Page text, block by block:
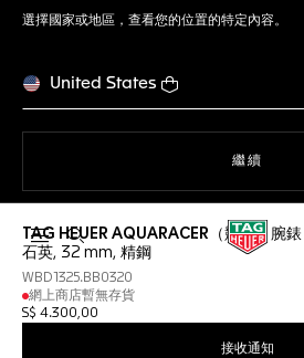
選擇國家或地區，查看您的位置的特定內容。
United States
繼續
開啟搜尋
TAG HEUER AQUARACER（競潛）腕
石英, 32 mm, 精鋼
WBD1325.BB0320
網上商店暫無存貨
S$ 4.300,00
接收通知